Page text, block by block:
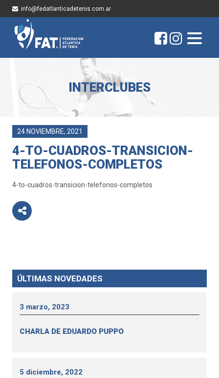
info@fedatlanticadetenis.com.ar
INTERCLUBES
24 NOVIEMBRE, 2021
4-TO-CUADROS-TRANSICION-
TELEFONOS-COMPLETOS
4-to-cuadros-transicion-telefonos-completos
ÚLTIMAS NOVEDADES
3 marzo, 2023
CHARLA DE EDUARDO PUPPO
5 diciembre, 2022